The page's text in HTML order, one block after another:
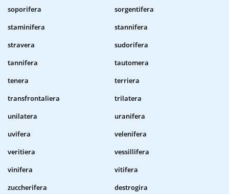
soporifera
sorgentifera
staminifera
stannifera
stravera
sudorifera
tannifera
tautomera
tenera
terriera
transfrontaliera
trilatera
unilatera
uranifera
uvifera
velenifera
veritiera
vessillifera
vinifera
vitifera
zuccherifera
destrogira